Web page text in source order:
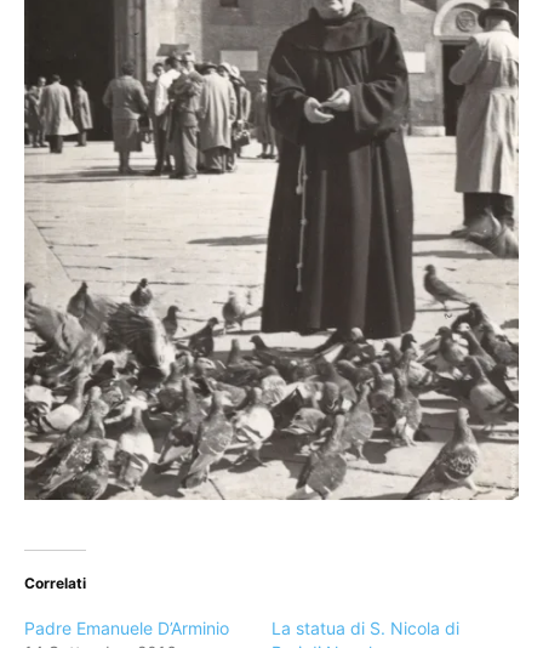
Correlati
Padre Emanuele D’Arminio
La statua di S. Nicola di